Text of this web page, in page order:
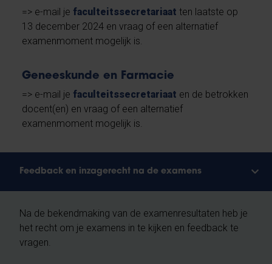
=> e-mail je faculteitssecretariaat ten laatste op
13 december 2024 en vraag of een alternatief
examenmoment mogelijk is.
Geneeskunde en Farmacie
=> e-mail je faculteitssecretariaat en de betrokken
docent(en) en vraag of een alternatief
examenmoment mogelijk is.
Feedback en inzagerecht na de examens
Na de bekendmaking van de examenresultaten heb je
het recht om je examens in te kijken en feedback te
vragen.